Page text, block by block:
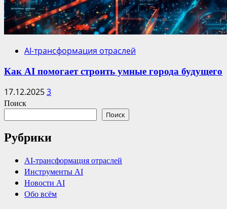
AI-трансформация отраслей
Как AI помогает строить умные города будущего
17.12.20253
Поиск
Поиск
Рубрики
AI-трансформация отраслей
Инструменты AI
Новости AI
Обо всём